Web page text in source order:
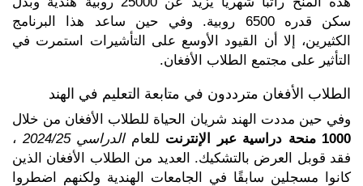
سكن قدره 6500 روبية. وفي حين ساعد هذا البرنامج
الكثيرين، إلا أن القيود الأوسع على التأشيرات استمرت في
التأثير على مجتمع الطلاب الأفغان.
الطلاب الأفغان مترددون في متابعة التعليم في الهند
وفي حين مددت الهند شريان الحياة للطلاب الأفغان من خلال
1000 منحة دراسية عبر الإنترنت
للعامالدراسي 2024/25
،
فقد قوبل العرض بالتشكيك. العديد من الطلاب الأفغان الذين
كانوا مسجلين سابقًا في الجامعات الهندية ولكنهم اضطروا